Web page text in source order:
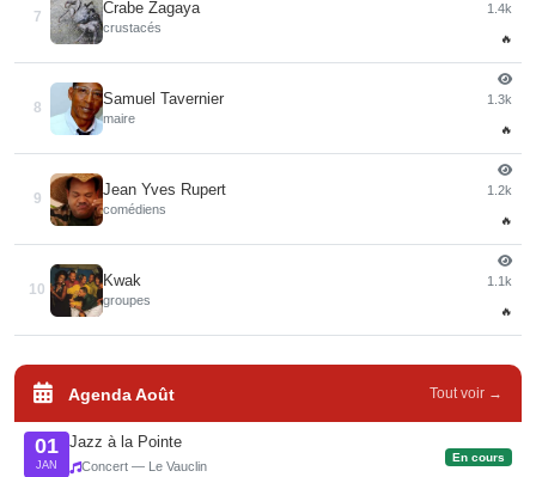
7
Crabe Zagaya
crustacés
1.4k
🔥
8
Samuel Tavernier
maire
1.3k
🔥
9
Jean Yves Rupert
comédiens
1.2k
🔥
10
Kwak
groupes
1.1k
🔥
Agenda Août Tout voir →
01
JAN
Jazz à la Pointe
Concert — Le Vauclin
En cours